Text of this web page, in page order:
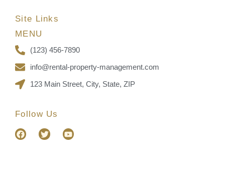
Site Links
MENU
(123) 456-7890
info@rental-property-management.com
123 Main Street, City, State, ZIP
Follow Us